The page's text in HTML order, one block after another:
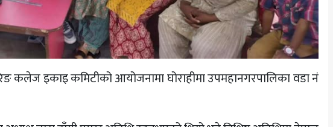
कलेज इकाइ कमिटीको आयोजनामा घोराहीमा उपमहानगरपालिका वडा नं